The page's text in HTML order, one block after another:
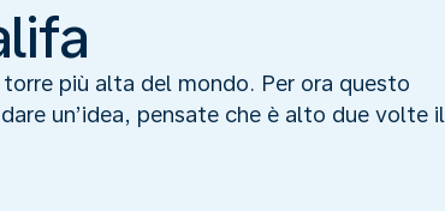
più alta del mondo. Per ora questo
un’idea, pensate che è alto due volte il